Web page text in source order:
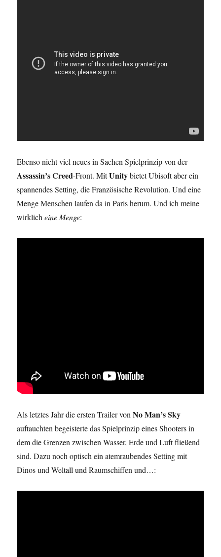
Ebenso nicht viel neues in Sachen Spielprinzip von der
Assassin’s Creed-Front. MitUnitybietet Ubisoft aber ein
spannendes Setting, die Französische Revolution. Und eine
Menge Menschen laufen da in Paris herum. Und ich meine
wirklicheine Menge:
Als letztes Jahr die ersten Trailer vonNo Man’s Sky
auftauchten begeisterte das Spielprinzip eines Shooters in
dem die Grenzen zwischen Wasser, Erde und Luft fließend
sind. Dazu noch optisch ein atemraubendes Setting mit
Dinos und Weltall und Raumschiffen und…: